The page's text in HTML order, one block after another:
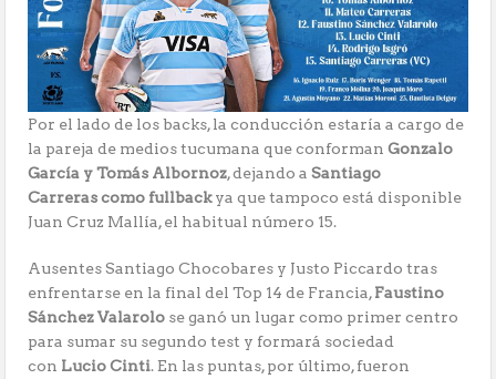
Por el lado de los backs, la conducción estaría a cargo de
la pareja de medios tucumana que conformanGonzalo
García y Tomás Albornoz, dejando aSantiago
Carreras como fullbackya que tampoco está disponible
Juan Cruz Mallía, el habitual número 15.
Ausentes Santiago Chocobares y Justo Piccardo tras
enfrentarse en la final del Top 14 de Francia,Faustino
Sánchez Valarolo se ganó un lugar como primer centro
para sumar su segundo test y formará sociedad
con Lucio Cinti. En las puntas, por último, fueron